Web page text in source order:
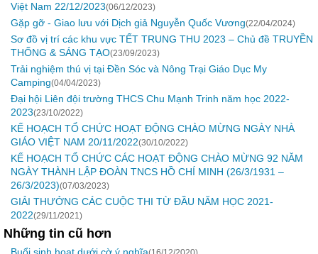
Việt Nam 22/12/2023(06/12/2023)
Gặp gỡ - Giao lưu với Dịch giả Nguyễn Quốc Vương(22/04/2024)
Sơ đồ vị trí các khu vực TẾT TRUNG THU 2023 – Chủ đề TRUYỀN
THỐNG & SÁNG TẠO(23/09/2023)
Trải nghiệm thú vị tại Đền Sóc và Nông Trại Giáo Dục My
Camping(04/04/2023)
Đại hội Liên đội trường THCS Chu Mạnh Trinh năm học 2022-
2023(23/10/2022)
KẾ HOẠCH TỔ CHỨC HOẠT ĐỘNG CHÀO MỪNG NGÀY NHÀ
GIÁO VIỆT NAM 20/11/2022(30/10/2022)
KẾ HOẠCH TỔ CHỨC CÁC HOẠT ĐỘNG CHÀO MỪNG 92 NĂM
NGÀY THÀNH LẬP ĐOÀN TNCS HỒ CHÍ MINH (26/3/1931 –
26/3/2023)(07/03/2023)
GIẢI THƯỞNG CÁC CUỘC THI TỪ ĐẦU NĂM HỌC 2021-
2022(29/11/2021)
Những tin cũ hơn